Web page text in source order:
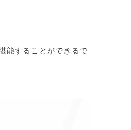
能することができるで